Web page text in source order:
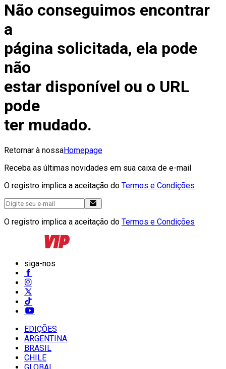
Não conseguimos encontrar
a
página solicitada, ela pode
não
estar disponível ou o URL
pode
ter mudado.
Retornar à nossaHomepage
Receba as últimas novidades em sua caixa de e-mail
O registro implica a aceitação do Termos e Condições
O registro implica a aceitação do Termos e Condições
siga-nos
EDIÇÕES
ARGENTINA
BRASIL
CHILE